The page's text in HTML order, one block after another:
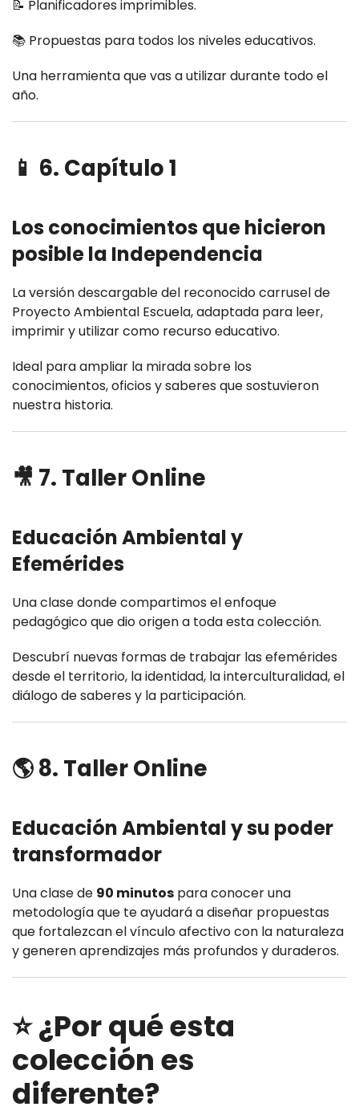
📝 Planificadores imprimibles.
📚 Propuestas para todos los niveles educativos.
Una herramienta que vas a utilizar durante todo el
año.
📱 6. Capítulo 1
Los conocimientos que hicieron
posible la Independencia
La versión descargable del reconocido carrusel de
Proyecto Ambiental Escuela, adaptada para leer,
imprimir y utilizar como recurso educativo.
Ideal para ampliar la mirada sobre los
conocimientos, oficios y saberes que sostuvieron
nuestra historia.
🎥 7. Taller Online
Educación Ambiental y
Efemérides
Una clase donde compartimos el enfoque
pedagógico que dio origen a toda esta colección.
Descubrí nuevas formas de trabajar las efemérides
desde el territorio, la identidad, la interculturalidad, el
diálogo de saberes y la participación.
🌎 8. Taller Online
Educación Ambiental y su poder
transformador
Una clase de 90 minutos para conocer una
metodología que te ayudará a diseñar propuestas
que fortalezcan el vínculo afectivo con la naturaleza
y generen aprendizajes más profundos y duraderos.
⭐ ¿Por qué esta
colección es
diferente?